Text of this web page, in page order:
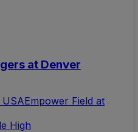
at Denver
USAEmpower Field at
High